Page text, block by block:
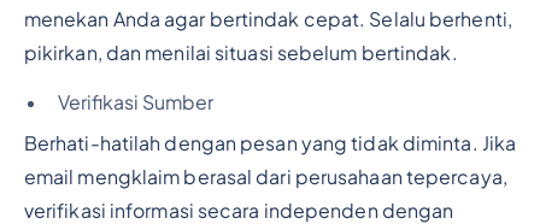
menekan Anda agar bertindak cepat. Selalu berhenti,
pikirkan, dan menilai situasi sebelum bertindak.
Verifikasi Sumber
Berhati-hatilah dengan pesan yang tidak diminta. Jika
email mengklaim berasal dari perusahaan tepercaya,
verifikasi informasi secara independen dengan